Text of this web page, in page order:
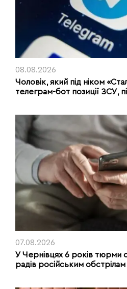
08.08.2026
Чоловік, який під ніком
телеграм-бот позиції ЗСУ,
07.08.2026
У Чернівцях 6 років тюрми
радів російським обстрілам